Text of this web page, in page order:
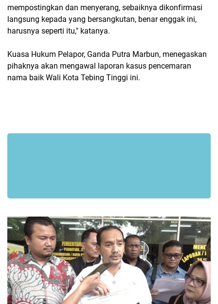
mempostingkan dan menyerang, sebaiknya dikonfirmasi
langsung kepada yang bersangkutan, benar enggak ini,
harusnya seperti itu," katanya.
Kuasa Hukum Pelapor, Ganda Putra Marbun, menegaskan
pihaknya akan mengawal laporan kasus pencemaran
nama baik Wali Kota Tebing Tinggi ini.